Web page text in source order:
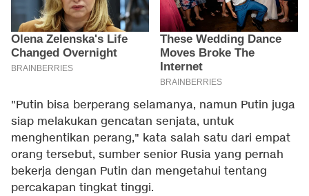
"Putin bisa berperang selamanya, namun Putin juga
siap melakukan gencatan senjata, untuk
menghentikan perang," kata salah satu dari empat
orang tersebut, sumber senior Rusia yang pernah
bekerja dengan Putin dan mengetahui tentang
percakapan tingkat tinggi.